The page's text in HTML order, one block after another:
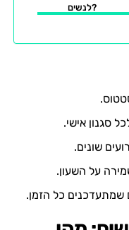
לנשים?
סגנון אישי.
שונים.
על השעון.
שמתעדכנים כל הזמן.